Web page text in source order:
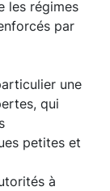
les régimes
par
une
qui
petites et
à